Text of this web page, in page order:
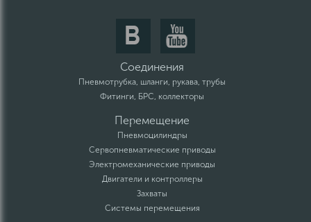
Соединения
Пневмотрубка, шланги, рукава, трубы
Фитинги, БРС, коллекторы
Перемещение
Пневмоцилиндры
Сервопневматические приводы
Электромеханические приводы
Двигатели и контроллеры
Захваты
Системы перемещения